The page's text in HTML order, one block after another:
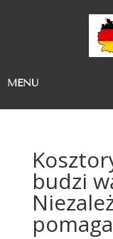
MENU
budzi